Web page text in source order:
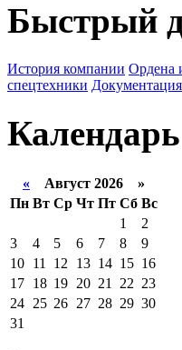
Быстрый
История компании Ордена
спецтехники Документация
Календарь
« Август 2026 »
Пн Вт Ср Чт Пт Сб Вс
1
2
3
4 5 6 7 8
9
10 11 12 13 14 15 16
17 18 19 20 21 22 23
24 25 26 27 28 29 30
31